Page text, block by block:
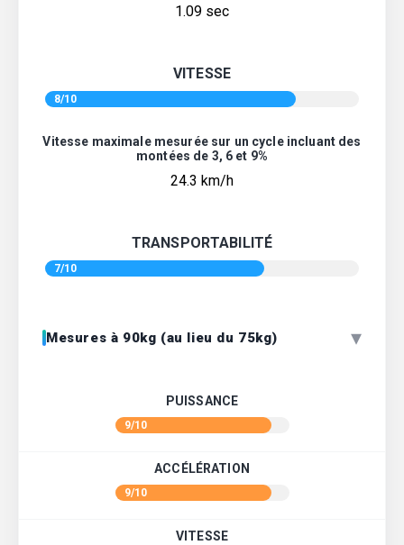
1.09 sec
VITESSE
8/10
Vitesse maximale mesurée sur un cycle incluant des
montées de 3, 6 et 9%
24.3 km/h
TRANSPORTABILITÉ
7/10
Mesures à 90kg (au lieu du 75kg) ▾
PUISSANCE
9/10
ACCÉLÉRATION
9/10
VITESSE